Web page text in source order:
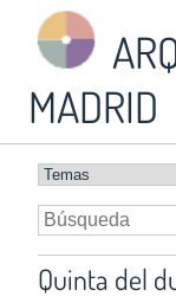
MADRID
Quinta del